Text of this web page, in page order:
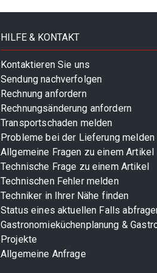
HILFE & KONTAKT
Kontaktieren Sie uns
Sendung nachverfolgen
Rechnung anfordern
Rechnungsänderung anfordern
Transportschaden melden
Probleme bei der Lieferung melden
Allgemeine Fragen zu einem Artikel
Technische Frage zu einem Artikel
Technischen Fehler melden
Techniker in Ihrer Nähe finden
Status eines aktuellen Falls
Gastronomieküchenplanung &
Projekte
Allgemeine Anfrage